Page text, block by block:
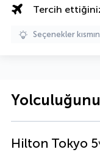
Tercih
Seçenekler
Hilton Tokyo 5